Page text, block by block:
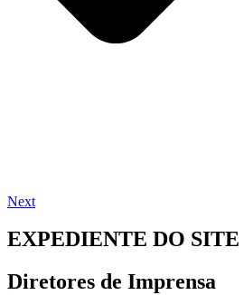
Next
EXPEDIENTE DO SITE
Diretores de Imprensa